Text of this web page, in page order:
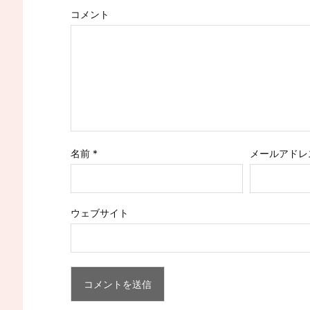
コメント
名前 * メールアド
ウェブサイト